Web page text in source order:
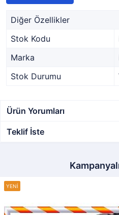
Diğer Özellikler
Stok Kodu
Marka
Stok Durumu
Ürün Yorumları
Teklif İste